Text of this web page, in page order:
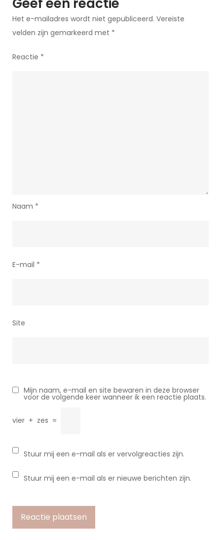
Het e-mailadres wordt niet gepubliceerd. Vereiste
velden zijn gemarkeerd met *
Reactie *
Naam *
E-mail *
Site
Mijn naam, e-mail en site bewaren in deze browser
voor de volgende keer wanneer ik een reactie plaats.
vier + zes =
Stuur mij een e-mail als er vervolgreacties zijn.
Stuur mij een e-mail als er nieuwe berichten zijn.